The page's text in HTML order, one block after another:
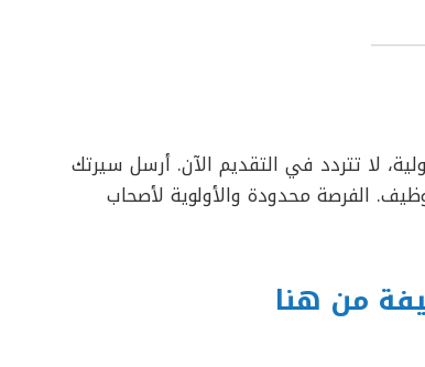
لا تتردد في التقديم الآن. أرسل سيرتك
الفرصة محدودة والأولوية لأصحاب
من هنا